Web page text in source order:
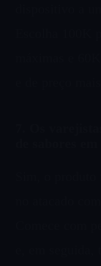
dispositivo a
Escolha 100K
máximas e
7. Os
de sabores
Sim, o
no atacado
Comece com
e, em